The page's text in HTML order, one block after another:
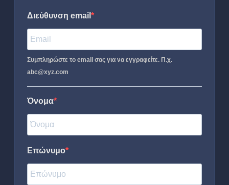
Διεύθυνση email
Συμπληρώστε το email σας για να εγγραφείτε. Π.χ.
abc@xyz.com
Όνομα
Επώνυμο